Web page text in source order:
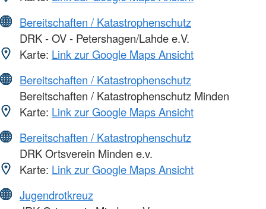
Bereitschaften / Katastrophenschutz
DRK - OV - Petershagen/Lahde e.V.
Karte: Link zur Google Maps Ansicht
Bereitschaften / Katastrophenschutz
Bereitschaften / Katastrophenschutz Minden
Karte: Link zur Google Maps Ansicht
Bereitschaften / Katastrophenschutz
DRK Ortsverein Minden e.v.
Karte: Link zur Google Maps Ansicht
Jugendrotkreuz